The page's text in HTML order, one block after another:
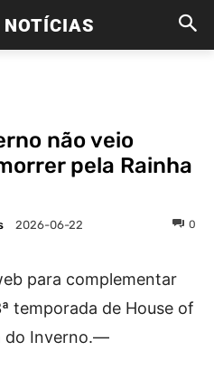
não veio
pela Rainha
2026-06-22 0
para complementar
temporada de House of
do Inverno.—